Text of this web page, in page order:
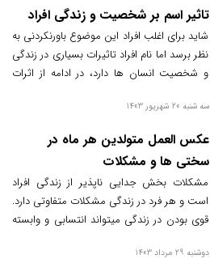
شما را پایین می‌آورد - دومی را کنار بگذارید!
تاثیر اسم بر شخصیت و زندگی افراد
شاید برای اغلب افراد این موضوع باورنکردنی به
نظر برسد اما نام افراد تاثیرات بسیاری در زندگی
و شخصیت انسان ها دارد، در ادامه از اثرات
سه شنبه 20 شهریور 1403
عکس العمل متولدین هر ماه در
سختی ها و مشکلات
مشکلات بخش جدایی ناپذیر از زندگی افراد
است و هر فرد در زندگی مشکلات متفاوتی دارد.
قوی بودن در زندگی میتواند انتسابی و وابسته
دوشنبه 29 مرداد 1403